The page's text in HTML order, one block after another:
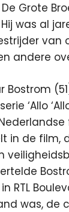
Grote
was al
van
andere
Bostrom
‘Allo
in de film,
RTL
was, de